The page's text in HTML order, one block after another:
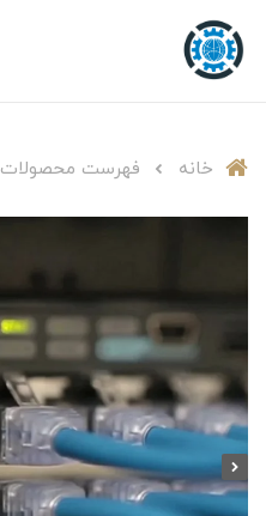
خانه فهرست محصولات